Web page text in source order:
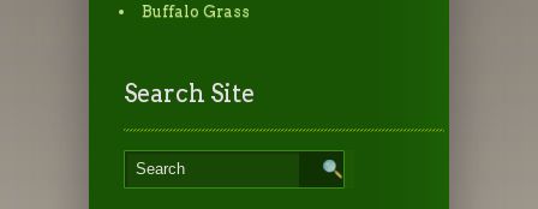
Buffalo Grass
Search Site